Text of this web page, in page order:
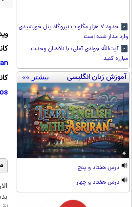
حدود ۷ هزار مگاوات نیروگاه پنل خورشیدی
وارد مدار شده است
آیت‌الله جوادی آملی: با ناقضان وحدت
مبارزه کنید
آموزش زبان انگلیسی بیشتر »»
درس هفتاد و پنج
درس هفتاد و چهار